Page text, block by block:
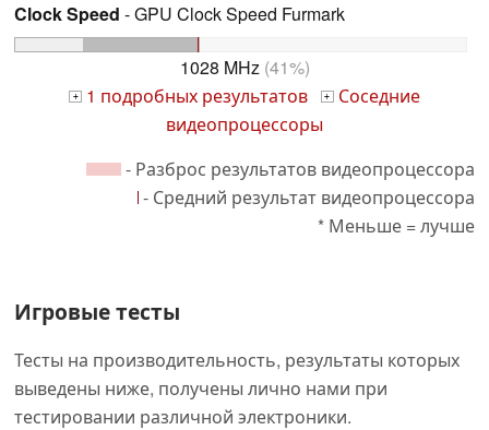
Clock Speed - GPU Clock Speed Furmark
1028 MHz (41%)
+ 1 подробных результатов + Соседние
видеопроцессоры
- Разброс результатов видеопроцессора
- Средний результат видеопроцессора
* Меньше = лучше
Игровые тесты
Тесты на производительность, результаты которых
выведены ниже, получены лично нами при
тестировании различной электроники.